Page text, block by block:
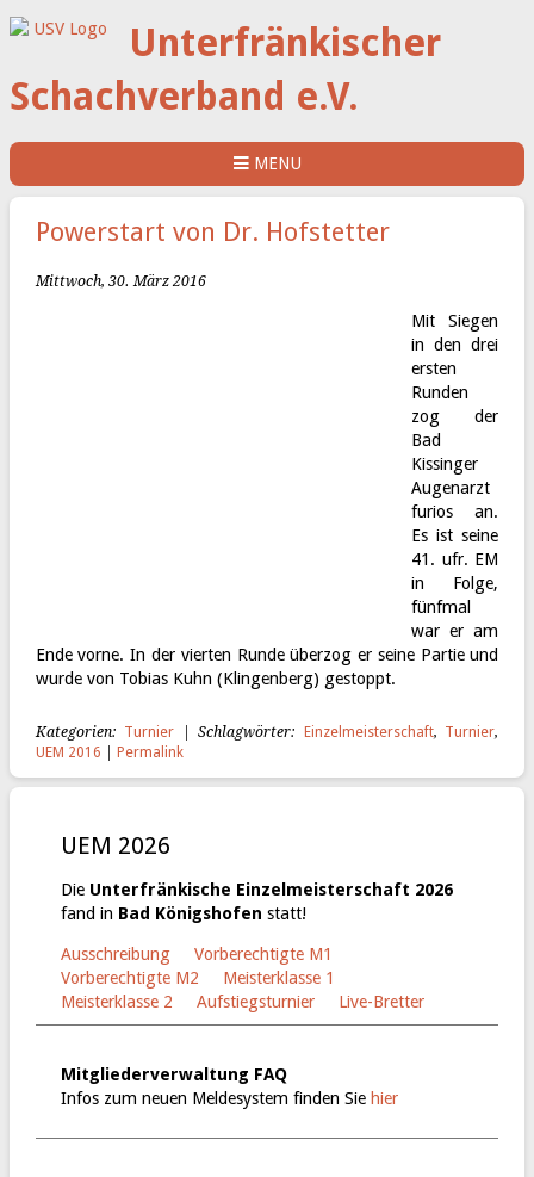
Unterfränkischer
Schachverband e.V.
MENU
Powerstart von Dr. Hofstetter
Mittwoch, 30. März 2016
Mit Siegen
in den drei
ersten
Runden
zog der
Bad
Kissinger
Augenarzt
furios an.
Es ist seine
41. ufr. EM
in Folge,
fünfmal
war er am
Ende vorne. In der vierten Runde überzog er seine Partie und
wurde von Tobias Kuhn (Klingenberg) gestoppt.
Kategorien: Turnier | Schlagwörter: Einzelmeisterschaft, Turnier,
UEM 2016
Permalink
UEM 2026
Die Unterfränkische Einzelmeisterschaft 2026
fand in Bad Königshofen statt!
Ausschreibung
Vorberechtigte M1
Vorberechtigte M2
Meisterklasse 1
Meisterklasse 2
Aufstiegsturnier Live-Bretter
Mitgliederverwaltung FAQ
Infos zum neuen Meldesystem finden Sie hier